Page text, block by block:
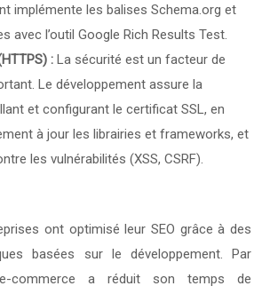
implémente les balises Schema.org et
avec l’outil Google Rich Results Test.
: La sécurité est un facteur de
Le développement assure la
et configurant le certificat SSL, en
à jour les librairies et frameworks, et
les vulnérabilités (XSS, CSRF).
ont optimisé leur SEO grâce à des
basées sur le développement. Par
commerce a réduit son temps de